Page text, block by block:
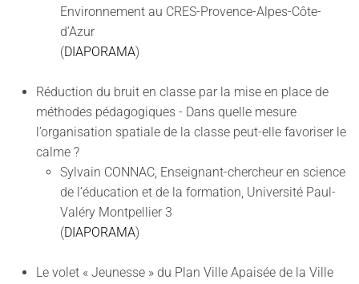
Environnement au CRES-Provence-Alpes-Côte-
d’Azur
(DIAPORAMA)
Réduction du bruit en classe par la mise en place de
méthodes pédagogiques - Dans quelle mesure
l’organisation spatiale de la classe peut-elle favoriser le
calme ?
Sylvain CONNAC, Enseignant-chercheur en science
de l’éducation et de la formation, Université Paul-
Valéry Montpellier 3
(DIAPORAMA)
Le volet « Jeunesse » du Plan Ville Apaisée de la Ville